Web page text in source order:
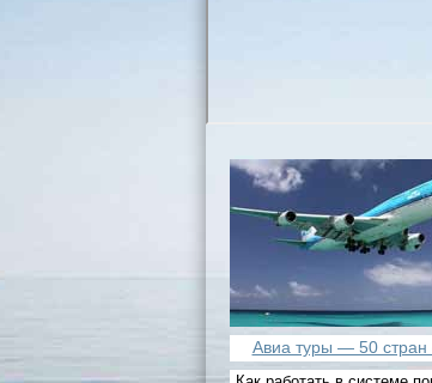
Авиа туры — 50 стран